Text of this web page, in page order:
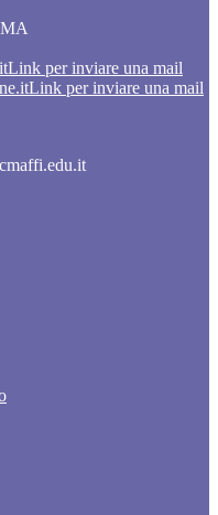
Link per inviare una mail
Link per inviare una mail